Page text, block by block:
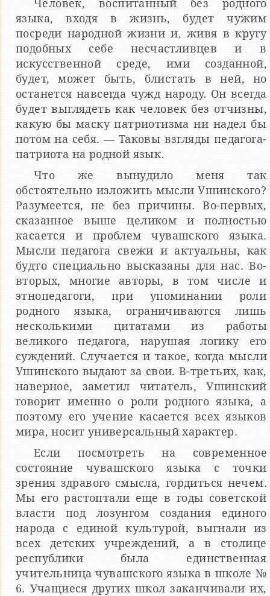
Человек, воспитанный без родного
языка, входя в жизнь, будет чужим
посреди народной жизни и, живя в кругу
подобных себе несчастливцев и в
искусственной среде, ими соз­данной,
будет, может быть, блистать в ней, но
останется на­всегда чужд народу. Он всегда
будет выглядеть как человек без отчизны,
какую бы маску патриотизма ни надел бы
потом на себя. — Таковы взгляды педагога-
патриота на родной язык.
Что же вынудило меня так
обстоятельно изложить мысли Ушинского?
Разумеется, не без причины. Во-первых,
сказанное выше целиком и полностью
касается и проблем чуваш­ского языка.
Мысли педагога свежи и актуальны, как
будто специально высказаны для нас. Во-
вторых, многие авторы, в том числе и
этнопедагоги, при упоминании роли
родного языка, ограничиваются лишь
несколькими цитатами из работы
великого педагога, нарушая логику его
суждений. Случается и такое, когда мысли
Ушинского выдают за свои. В-третьих, как,
наверное, заметил читатель, Ушинский
говорит именно о роли родного языка, а
поэтому его учение касается всех языков
мира, носит универсальный характер.
Если посмотреть на современное
состояние чувашского языка с точки
зрения здравого смысла, гордиться нечем.
Мы его растоптали еще в годы советской
власти под лозунгом создания единого
народа с единой культурой, выгнали из
всех детских учреждений, а в столице
республики была единственная
учительница чувашского языка в школе №
6. Учащиеся других школ заканчивали их,